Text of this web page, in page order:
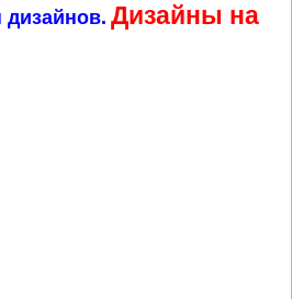
Дизайны на